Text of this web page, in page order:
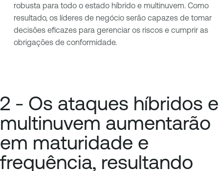
robusta para todo o estado híbrido e multinuvem. Como
resultado, os líderes de negócio serão capazes de tomar
decisões eficazes para gerenciar os riscos e cumprir as
obrigações de conformidade.
2 - Os ataques híbridos e
multinuvem aumentarão
em maturidade e
frequência, resultando